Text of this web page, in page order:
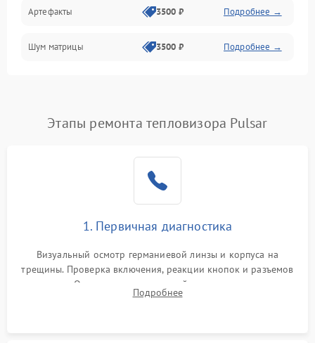
Матрица
Проблемы питания
Сбои коммуникаций и интерфейсов
Экран (дисплей)
Артефакты 3500 ₽ Подробнее →
Шум матрицы 3500 ₽ Подробнее →
Этапы ремонта тепловизора Pulsar
1. Первичная диагностика
Визуальный осмотр германиевой линзы и корпуса на
трещины. Проверка включения, реакции кнопок и разъемов
зарядки. Оценка вывода тепловой сигнатуры на экран,
проверка базовых функций и считывание системных
Подробнее